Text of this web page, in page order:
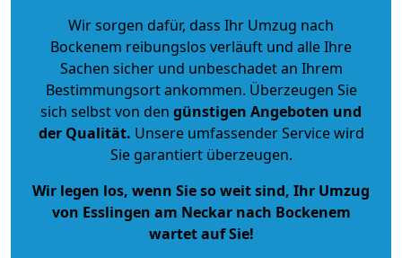
Wir sorgen dafür, dass Ihr Umzug nach
Bockenem reibungslos verläuft und alle Ihre
Sachen sicher und unbeschadet an Ihrem
Bestimmungsort ankommen. Überzeugen Sie
sich selbst von den günstigen Angeboten und
der Qualität. Unsere umfassender Service wird
Sie garantiert überzeugen.
Wir legen los, wenn Sie so weit sind, Ihr Umzug
von Esslingen am Neckar nach Bockenem
wartet auf Sie!